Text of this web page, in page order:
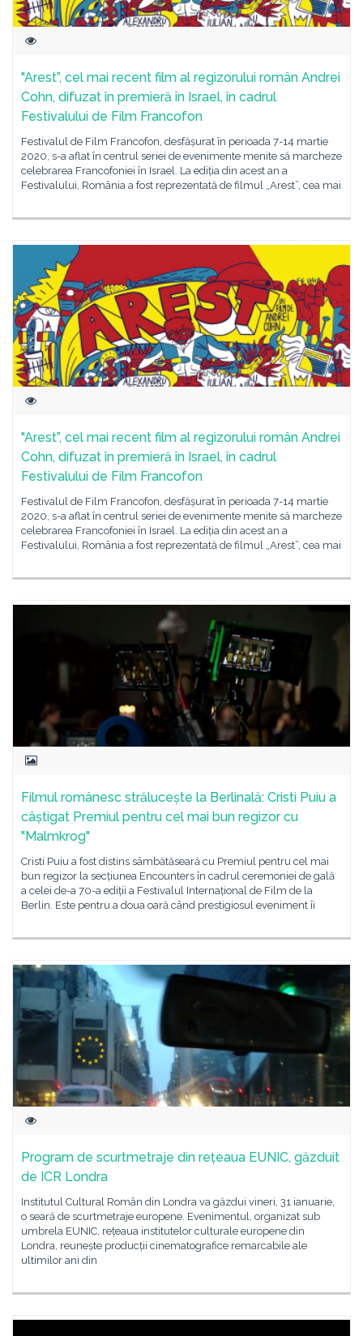
"Arest”, cel mai recent film al regizorului român Andrei
Cohn, difuzat în premieră în Israel, în cadrul
Festivalului de Film Francofon
Festivalul de Film Francofon, desfășurat în perioada 7-14 martie
2020, s-a aflat în centrul seriei de evenimente menite să marcheze
celebrarea Francofoniei în Israel. La ediția din acest an a
Festivalului, România a fost reprezentată de filmul „Arest”, cea mai
"Arest”, cel mai recent film al regizorului român Andrei
Cohn, difuzat în premieră în Israel, în cadrul
Festivalului de Film Francofon
Festivalul de Film Francofon, desfășurat în perioada 7-14 martie
2020, s-a aflat în centrul seriei de evenimente menite să marcheze
celebrarea Francofoniei în Israel. La ediția din acest an a
Festivalului, România a fost reprezentată de filmul „Arest”, cea mai
Filmul românesc strălucește la Berlinală: Cristi Puiu a
câștigat Premiul pentru cel mai bun regizor cu
"Malmkrog"
Cristi Puiu a fost distins sâmbătăseară cu Premiul pentru cel mai
bun regizor la secțiunea Encounters în cadrul ceremoniei de gală
a celei de-a 70-a ediții a Festivalul Internațional de Film de la
Berlin. Este pentru a doua oară când prestigiosul eveniment îi
Program de scurtmetraje din rețeaua EUNIC, găzduit
de ICR Londra
Institutul Cultural Român din Londra va găzdui vineri, 31 ianuarie,
o seară de scurtmetraje europene. Evenimentul, organizat sub
umbrela EUNIC, rețeaua institutelor culturale europene din
Londra, reunește producții cinematografice remarcabile ale
ultimilor ani din